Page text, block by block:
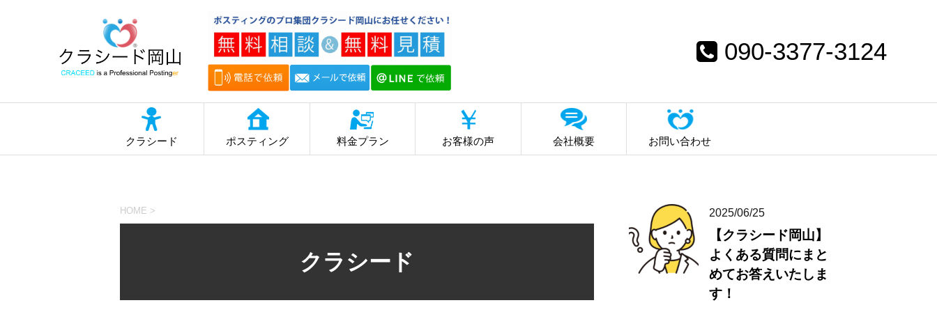
090-3377-3124
クラシード ポスティング 料金プラン お客様の声 会社概要 お問い合わせ
HOME >
クラシード
2025/06/25
【クラシード岡山】
よくある質問にまと
めてお答えいたしま
す！